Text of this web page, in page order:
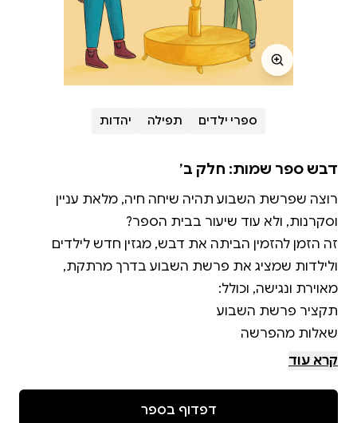
ספרי ילדים תפילה יהדות
דבש ספר שמות: חלק ב׳
רוצה שפרשת השבוע תהיה שיחה חיה, מלאת עניין
זה הזמן להזמין הביתה את דבש, מגזין חדש לילדים
ולילדות שמציג את פרשת השבוע בדרך מרתקת,
קרא עוד
דפדוף בספר